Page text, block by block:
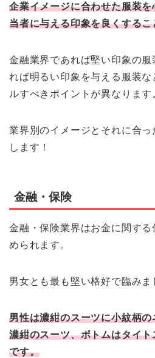
企業イメージに合わせた服装
当者に与える印象を良くする
金融業界であれば堅い印象の
れば明るい印象を与える服装
ルすべきポイントが異なります
業界別のイメージとそれに合
します！
金融・保険
金融・保険業界はお金に関す
められます。
男女とも最も堅い格好で臨みま
男性は濃紺のスーツに小紋柄
濃紺のスーツ、ボトムはタイ
です。